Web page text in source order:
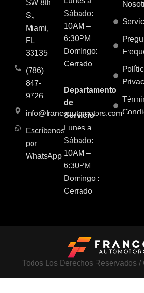
SW 8th
St,
Miami,
FL
33135
(786)
847-
9726
info@francoautomotors.com
Escríbenos
por
WhatsApp
Sábado:
10AM –
6:30PM
Domingo:
Cerrado
Departamento
de
Servicio
Lunes a
Sábado:
10AM –
6:30PM
Domingo :
Cerrado
Todos Los Derechos Reservados /